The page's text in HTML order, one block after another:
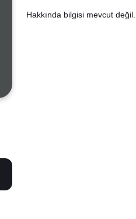
Hakkında bilgisi mevcut değil...